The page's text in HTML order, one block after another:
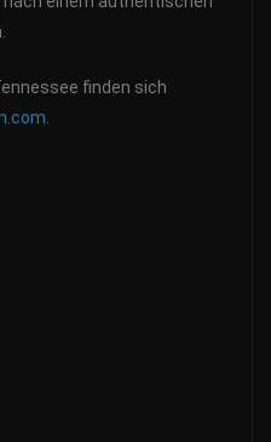
finden sich
.